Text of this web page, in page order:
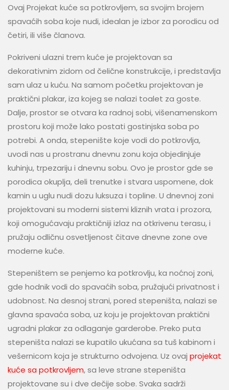
Ovaj Projekat kuće sa potkrovljem, sa svojim brojem
spavaćih soba koje nudi, idealan je izbor za porodicu od
četiri, ili više članova.
Pokriveni ulazni trem kuće je projektovan sa
dekorativnim zidom od čelične konstrukcije, i predstavlja
sam ulaz u kuću. Na samom početku projektovan je
praktični plakar, iza kojeg se nalazi toalet za goste.
Dalje, prostor se otvara ka radnoj sobi, višenamenskom
prostoru koji može lako postati gostinjska soba po
potrebi. A onda, stepenište koje vodi do potkrovlja,
uvodi nas u prostranu dnevnu zonu koja objedinjuje
kuhinju, trpezariju i dnevnu sobu. Ovo je prostor gde se
porodica okuplja, deli trenutke i stvara uspomene, dok
kamin u uglu nudi dozu luksuza i topline. U dnevnoj zoni
projektovani su moderni sistemi kliznih vrata i prozora,
koji omogućavaju praktičniji izlaz na otkrivenu terasu, i
pružaju odličnu osvetljenost čitave dnevne zone ove
moderne kuće.
Stepeništem se penjemo ka potkrovlju, ka noćnoj zoni,
gde hodnik vodi do spavaćih soba, pružajući privatnost i
udobnost. Na desnoj strani, pored stepeništa, nalazi se
glavna spavaća soba, uz koju je projektovan praktični
ugradni plakar za odlaganje garderobe. Preko puta
stepeništa nalazi se kupatilo ukućana sa tuš kabinom i
vešernicom koja je strukturno odvojena. Uz ovaj projekat
kuće sa potkrovljem, sa leve strane stepeništa
projektovane su i dve dečije sobe. Svaka sadrži